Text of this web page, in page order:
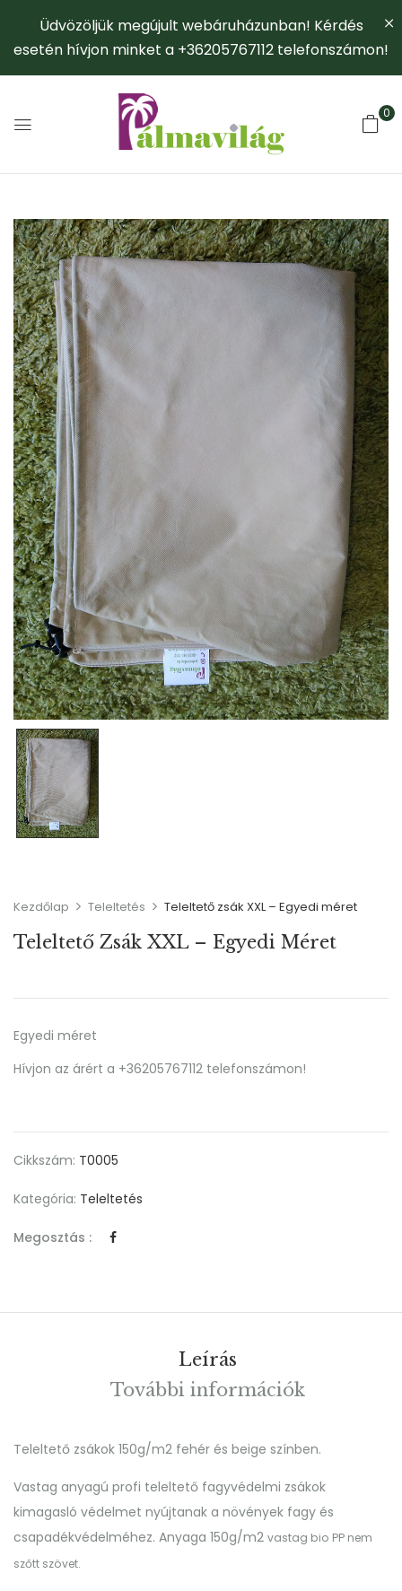
Üdvözöljük megújult webáruházunban! Kérdés
esetén hívjon minket a +36205767112 telefonszámon!
0
Kezdőlap Teleltetés Teleltető zsák XXL – Egyedi méret
Teleltető Zsák XXL – Egyedi Méret
Egyedi méret
Hívjon az árért a +36205767112 telefonszámon!
Cikkszám: T0005
Kategória: Teleltetés
Megosztás :
Leírás
További információk
Teleltető zsákok 150g/m2 fehér és beige színben.
Vastag anyagú profi teleltető fagyvédelmi zsákok
kimagasló védelmet nyújtanak a növények fagy és
csapadékvédelméhez. Anyaga 150g/m2 vastag bio PP nem
szőtt szövet.